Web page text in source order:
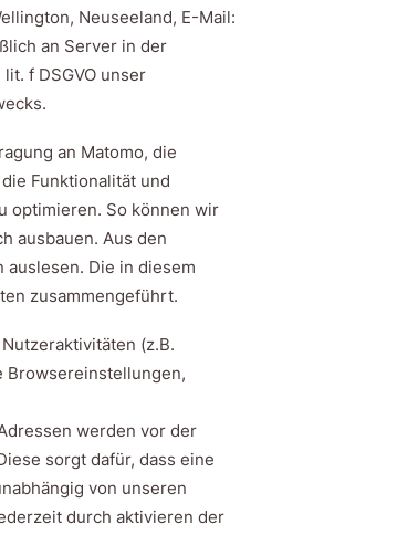
Neuseeland, E-Mail:
an Server in der
f DSGVO unser
an Matomo, die
Funktionalität und
optimieren. So können wir
ausbauen. Aus den
Die in diesem
zusammengeführt.
(z.B.
Browsereinstellungen,
werden vor der
sorgt dafür, dass eine
von unseren
durch aktivieren der